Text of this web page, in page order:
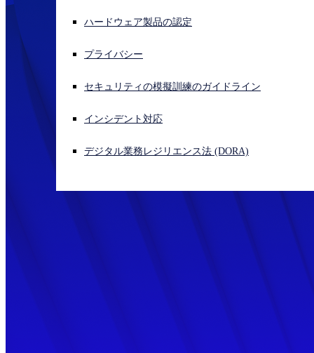
サイバー攻撃を受けている場合、連絡先はこちら
ハードウェア製品の認定
プライバシー
セキュリティの模擬訓練のガイドライン
インシデント対応
デジタル業務レジリエンス法 (DORA)